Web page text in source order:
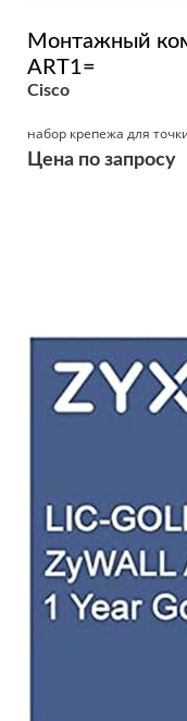
Монтажный
ART1=
Cisco
набор крепежа для
Цена по запросу